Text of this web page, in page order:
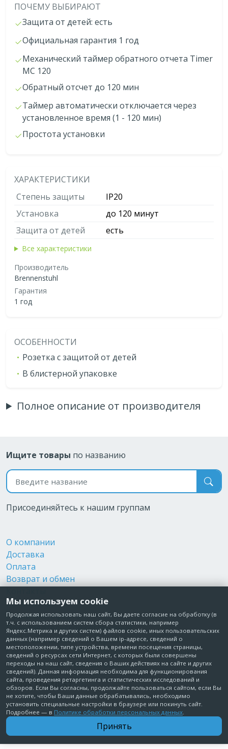
ПОЧЕМУ ВЫБИРАЮТ
Защита от детей: есть
Официальная гарантия 1 год
Механический таймер обратного отчета Timer
МС 120
Обратный отсчет до 120 мин
Таймер автоматически отключается через
установленное время (1 - 120 мин)
Простота установки
ХАРАКТЕРИСТИКИ
Степень защиты
IP20
Установка
до 120 минут
Защита от детей
есть
Все характеристики
Производитель
Brennenstuhl
Гарантия
1 год
ОСОБЕННОСТИ
Розетка с защитой от детей
В блистерной упаковке
Полное описание от производителя
Ищите товары по названию
Поиск по названию
Присоединяйтесь к нашим группам
О компании
Доставка
Оплата
Возврат и обмен
Реквизиты
Публичная оферта
Пользовательское соглашение
Политика обработки персональных данных
Согласие на обработку персональных данных
Согласие на рекламные рассылки
+7 495 210-10-57
© Забота о Вас.ру
Москва, Электродный проезд, д. 14 стр.1 офис 18
ИП Максимова Татьяна Александровна · ИНН 772006379720
Мы используем cookie
Продолжая использовать наш сайт, Вы даете согласие на обработку (в
т.ч. с использованием систем сбора статистики, например
Яндекс.Метрика и других систем) файлов cookie, иных пользовательских
данных (например сведений о Вашем ip-адресе, сведений о
местоположении, типе устройства, времени посещения страницы,
сведений о ресурсах сети Интернет, с которых были совершены
переходы на наш сайт, сведения о Ваших действиях на сайте и других
сведений). Данная информация необходима для функционирования
сайта, проведения ретаргетинга и статистических исследований и
обзоров. Если Вы согласны, продолжайте пользоваться сайтом, если Вы
не хотите, чтобы Ваши данные обрабатывались, необходимо
установить специальные настройки в браузере или покинуть сайт.
Подробнее — в Политике обработки персональных данных.
Принять